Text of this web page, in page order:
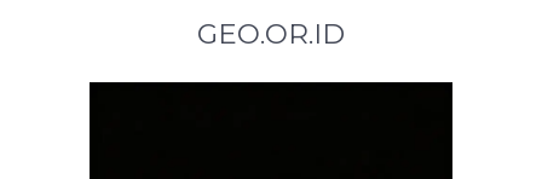
GEO.OR.ID